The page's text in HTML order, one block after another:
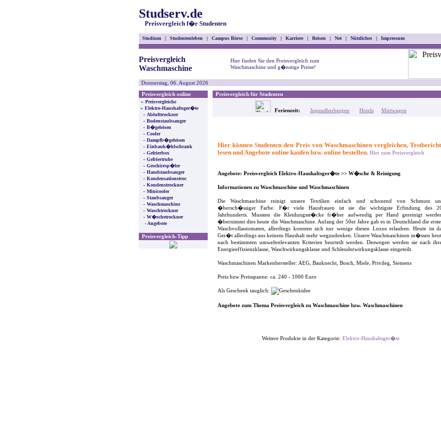
Studserv.de
Preisvergleich f�r Studenten
Studium | Studentenleben | Campus Börse | Community | Karriere | Reisen | Net | Nützliches | Impressum
Preisvergleich
Waschmaschine
Hier finden Sie den Preisvergleich zum
Waschmaschine und g�nstige Preise!
Donnerstag, 06. August 2026
Preisvergleich online
» Preisvergleiche
» Elektro-Haushaltsger�te
- Ablufttrockner
- Bodenstaubsauger
- B�geleisen
- Cooler
- Dampfb�geleisen
- Einbauk�hlschrank
- Gefrierbox
- Gefriertruhe
- Geschirrsp�ler
- Handstaubsauger
- Kondensationstroc
- Kondenstrockner
- Minicooler
- Staubsauger
- Waschmaschine
- Waschtrockner
- W�schetrockner
- Angebote
Preisvergleich-Tipp
Preisvergleich für Studenten
Ferienzeit: Jugendherbergen Hotels Mietwagen
Hier können Studenten den Preis von Waschmaschinen vergleichen,
lesen und Angebote online kaufen bzw. online bestellen. Hier zum Preisvergleich
Angebote: Preisvergleich Elektro-Haushaltsger�te >> W�sche & Reinigung
Informationen zu Waschmaschine und Waschmaschinen
Die Waschmaschine reinigt unsere Textilien einfach und schonend von Schmutz
�bersch�ssiger Farbe. F�r viele Hausfrauen ist sie die wichtigste Erfindung des
Jahrhunderts. Mussten die Kleidungsst�cke fr�her aufwendig per Hand gereinigt
�bernimmt dies heute die Waschmaschine. Anfang der 50er Jahre gab es in Deutschland die
Waschvollautomaten, allerdings konnten sich nur wenige diesen Luxus erlauben. Heute ist
Ger�t allerdings aus keinem Haushalt mehr wegzudenken. Unsere Waschmaschinen m�ssen
nach bestimmten umweltrelevanten Kriterien beurteilt werden. Deswegen werden sie nach
Energieeffizienzklasse, Waschwirkungsklasse und Schleuderwirkungsklasse eingeteilt.
Waschmaschinen Markenhersteller: AEG, Bauknecht, Bosch, Miele, Privileg, Siemens
Preis bzw Preisspanne: ca. 240 - 1000 Euro
Als Geschenk tauglich:
Angebote zum Thema Preisvergleich zu Waschmaschine bzw. Waschmaschinen
Weitere Produkte in der Kategorie: Elektro-Haushaltsger�te